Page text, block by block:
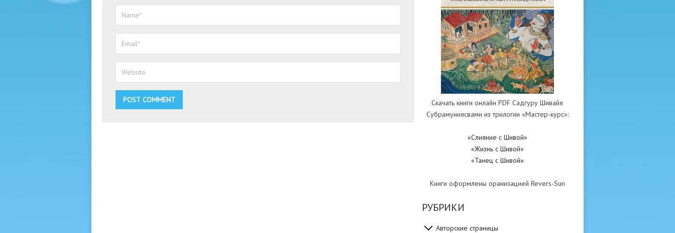
Скачать книги онлайн PDF Садгуру Шивайя
Субрамуниясвами из трилогии «Мастер-курс»:
«Слияние с Шивой»
«Жизнь с Шивой»
«Танец с Шивой»
Книги оформлены оранизацией Revers-Sun
РУБРИКИ
Авторские страницы